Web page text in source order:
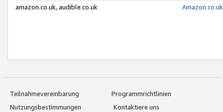
amazon.co.uk, audible.co.uk
Teilnahmevereinbarung
Programmrichtlinien
Nutzungsbestimmungen
Kontaktiere uns